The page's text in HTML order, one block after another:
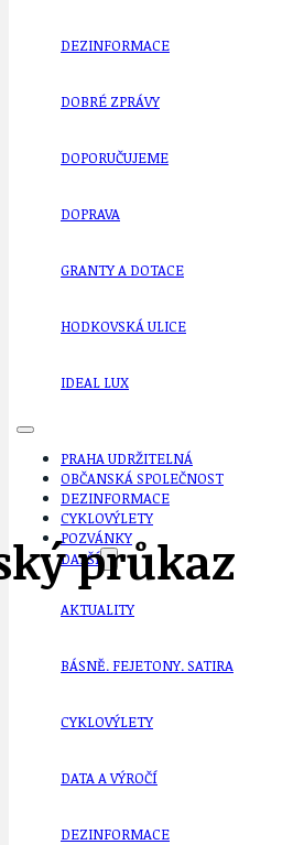
DEZINFORMACE
DOBRÉ ZPRÁVY
DOPORUČUJEME
DOPRAVA
GRANTY A DOTACE
HODKOVSKÁ ULICE
IDEAL LUX
PRAHA UDRŽITELNÁ
OBČANSKÁ SPOLEČNOST
DEZINFORMACE
CYKLOVÝLETY
POZVÁNKY
DALŠÍ
AKTUALITY
BÁSNĚ. FEJETONY. SATIRA
CYKLOVÝLETY
DATA A VÝROČÍ
DEZINFORMACE
průkaz